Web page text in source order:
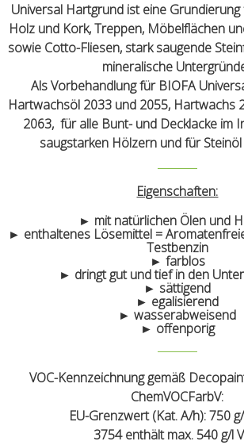
Universal Hartgrund ist eine
Holz und Kork, Treppen, Möbelflächen
sowie Cotto-Fliesen, stark saugende
mineralische
Als Vorbehandlung für BIOFA
Hartwachsöl 2033 und 2055, Hartwachs
2063, für alle Bunt- und Decklacke im
saugstarken Hölzern und für
Eigenschaften:
► mit natürlichen Ölen und
► enthaltenes Lösemittel =
Testbenzin
► farblos
► dringt gut und tief in den
► sättigend
► egalisierend
► wasserabweisend
► offenporig
VOC-Kennzeichnung gemäß
ChemVOCFarbV:
EU-Grenzwert (Kat. A/h): 750
3754 enthält max. 540 g/l